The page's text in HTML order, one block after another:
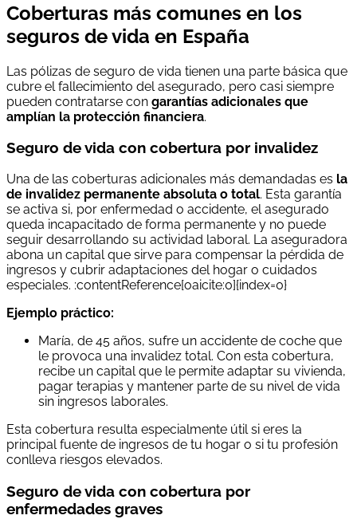
Coberturas más comunes en los
seguros de vida en España
Las pólizas de seguro de vida tienen una parte básica que
cubre el fallecimiento del asegurado, pero casi siempre
pueden contratarse con garantías adicionales que
amplían la protección financiera.
Seguro de vida con cobertura por invalidez
Una de las coberturas adicionales más demandadas es la
de invalidez permanente absoluta o total. Esta garantía
se activa si, por enfermedad o accidente, el asegurado
queda incapacitado de forma permanente y no puede
seguir desarrollando su actividad laboral. La aseguradora
abona un capital que sirve para compensar la pérdida de
ingresos y cubrir adaptaciones del hogar o cuidados
especiales. :contentReference[oaicite:0]{index=0}
Ejemplo práctico:
María, de 45 años, sufre un accidente de coche que
le provoca una invalidez total. Con esta cobertura,
recibe un capital que le permite adaptar su vivienda,
pagar terapias y mantener parte de su nivel de vida
sin ingresos laborales.
Esta cobertura resulta especialmente útil si eres la
principal fuente de ingresos de tu hogar o si tu profesión
conlleva riesgos elevados.
Seguro de vida con cobertura por
enfermedades graves